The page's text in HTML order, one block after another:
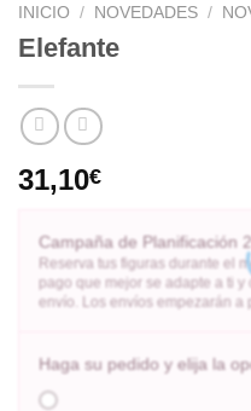
INICIO / NOVEDADES /
Elefante
31,10€
Campaña de Planificación
Reserva tus figuras durante el
pago que mejor se adapte a ti
envío. Los envíos empezarán a
Haga su pedido y elija la